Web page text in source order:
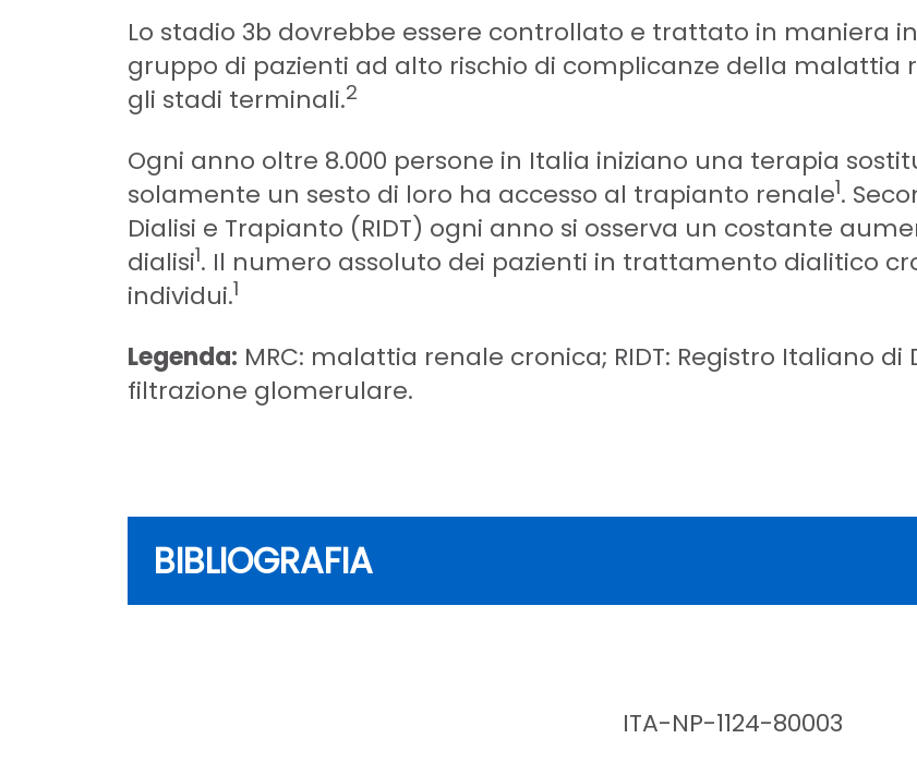
Lo stadio 3b dovrebbe essere controllato e trattato in maniera
gruppo di pazienti ad alto rischio di complicanze della malattia
gli stadi terminali.2
Ogni anno oltre 8.000 persone in Italia iniziano una terapia
solamente un sesto di loro ha accesso al trapianto renale1.
Dialisi e Trapianto (RIDT) ogni anno si osserva un costante
dialisi1. Il numero assoluto dei pazienti in trattamento dialitico
individui.1
Legenda: MRC: malattia renale cronica; RIDT: Registro Italiano di
filtrazione glomerulare.
BIBLIOGRAFIA
ITA-NP-1124-80003